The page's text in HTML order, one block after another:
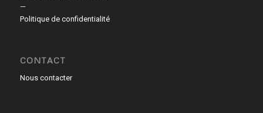
—
Politique de confidentialité
CONTACT
Nous contacter